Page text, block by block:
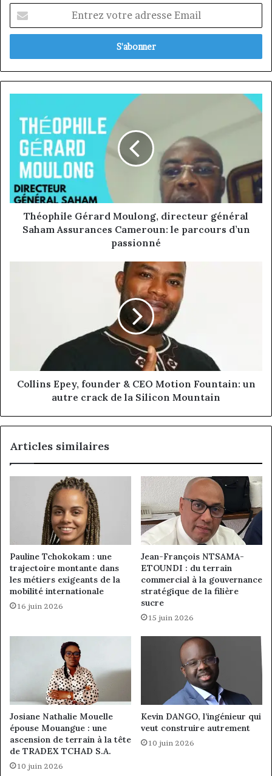
votre
adresse
Moulong,
directeur
général
Saham
Assurances
Cameroun:
le
parcours
d’un
Théophile Gérard Moulong, directeur général
Saham Assurances Cameroun: le parcours d’un
passionné
autre
crack
Collins Epey, founder & CEO Motion Fountain: un
autre crack de la Silicon Mountain
Articles similaires
Pauline Tchokokam : une
trajectoire montante dans
les métiers exigeants de la
mobilité internationale
16 juin 2026
Jean-François NTSAMA-
ETOUNDI : du terrain
commercial à la gouvernance
stratégique de la filière
sucre
15 juin 2026
Josiane Nathalie Mouelle
épouse Mouangue : une
ascension de terrain à la tête
de TRADEX TCHAD S.A.
10 juin 2026
Kevin DANGO, l’ingénieur qui
veut construire autrement
10 juin 2026